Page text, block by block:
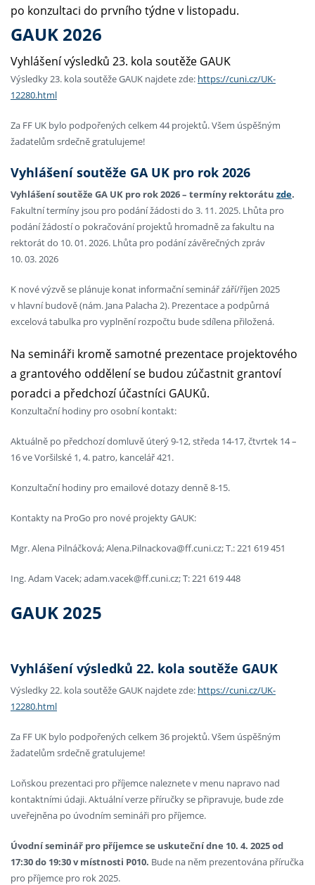
po konzultaci do prvního týdne v listopadu.
GAUK 2026
Vyhlášení výsledků 23. kola soutěže GAUK
Výsledky 23. kola soutěže GAUK najdete zde: https://cuni.cz/UK-
12280.html
Za FF UK bylo podpořených celkem 44 projektů. Všem úspěšným
žadatelům srdečně gratulujeme!
Vyhlášení soutěže GA UK pro rok 2026
Vyhlášení soutěže GA UK pro rok 2026 – termíny rektorátu zde.
Fakultní termíny jsou pro podání žádosti do 3. 11. 2025. Lhůta pro
podání žádostí o pokračování projektů hromadně za fakultu na
rektorát do 10. 01. 2026. Lhůta pro podání závěrečných zpráv
10. 03. 2026
K nové výzvě se plánuje konat informační seminář září/říjen 2025
v hlavní budově (nám. Jana Palacha 2). Prezentace a podpůrná
excelová tabulka pro vyplnění rozpočtu bude sdílena přiložená.
Na semináři kromě samotné prezentace projektového
a grantového oddělení se budou zúčastnit grantoví
poradci a předchozí účastníci GAUKů.
Konzultační hodiny pro osobní kontakt:
Aktuálně po předchozí domluvě úterý 9-12, středa 14-17, čtvrtek 14 –
16 ve Voršilské 1, 4. patro, kancelář 421.
Konzultační hodiny pro emailové dotazy denně 8-15.
Kontakty na ProGo pro nové projekty GAUK:
Mgr. Alena Pilnáčková; Alena.Pilnackova@ff.cuni.cz; T.: 221 619 451
Ing. Adam Vacek; adam.vacek@ff.cuni.cz; T: 221 619 448
GAUK 2025
Vyhlášení výsledků 22. kola soutěže GAUK
Výsledky 22. kola soutěže GAUK najdete zde: https://cuni.cz/UK-
12280.html
Za FF UK bylo podpořených celkem 36 projektů. Všem úspěšným
žadatelům srdečně gratulujeme!
Loňskou prezentaci pro příjemce naleznete v menu napravo nad
kontaktními údaji. Aktuální verze příručky se připravuje, bude zde
uveřejněna po úvodním semináři pro příjemce.
Úvodní seminář pro příjemce se uskuteční dne 10. 4. 2025 od
17:30 do 19:30 v místnosti P010. Bude na něm prezentována příručka
pro příjemce pro rok 2025.